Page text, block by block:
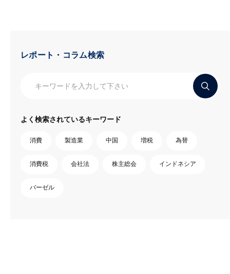
レポート・コラム検索
よく検索されているキーワード
消費 製造業 中国 増税 為替
消費税 会社法 株主総会 インドネシア
バーゼル